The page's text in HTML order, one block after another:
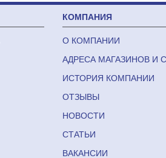
КОМПАНИЯ
О КОМПАНИИ
АДРЕСА МАГАЗИНОВ И
ИСТОРИЯ КОМПАНИИ
ОТЗЫВЫ
НОВОСТИ
СТАТЬИ
ВАКАНСИИ